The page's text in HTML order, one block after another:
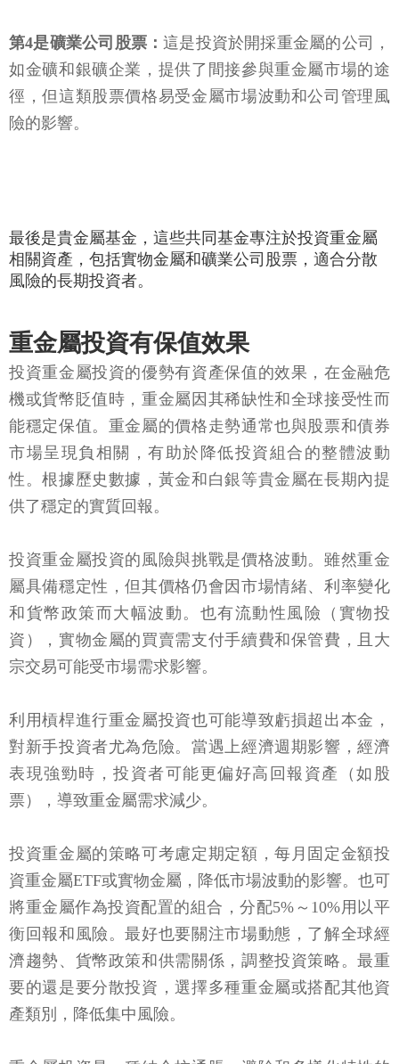
第4是礦業公司股票：這是投資於開採重金屬的公司，
如金礦和銀礦企業，提供了間接參與重金屬市場的途
徑，但這類股票價格易受金屬市場波動和公司管理風
險的影響。
最後是貴金屬基金，這些共同基金專注於投資重金屬
相關資產，包括實物金屬和礦業公司股票，適合分散
風險的長期投資者。
重金屬投資有保值效果
投資重金屬投資的優勢有資產保值的效果，在金融危
機或貨幣貶值時，重金屬因其稀缺性和全球接受性而
能穩定保值。重金屬的價格走勢通常也與股票和債券
市場呈現負相關，有助於降低投資組合的整體波動
性。根據歷史數據，黃金和白銀等貴金屬在長期內提
供了穩定的實質回報。
投資重金屬投資的風險與挑戰是價格波動。雖然重金
屬具備穩定性，但其價格仍會因市場情緒、利率變化
和貨幣政策而大幅波動。也有流動性風險（實物投
資），實物金屬的買賣需支付手續費和保管費，且大
宗交易可能受市場需求影響。
利用槓桿進行重金屬投資也可能導致虧損超出本金，
對新手投資者尤為危險。當遇上經濟週期影響，經濟
表現強勁時，投資者可能更偏好高回報資產（如股
票），導致重金屬需求減少。
投資重金屬的策略可考慮定期定額，每月固定金額投
資重金屬ETF或實物金屬，降低市場波動的影響。也可
將重金屬作為投資配置的組合，分配5%～10%用以平
衡回報和風險。最好也要關注市場動態，了解全球經
濟趨勢、貨幣政策和供需關係，調整投資策略。最重
要的還是要分散投資，選擇多種重金屬或搭配其他資
產類別，降低集中風險。